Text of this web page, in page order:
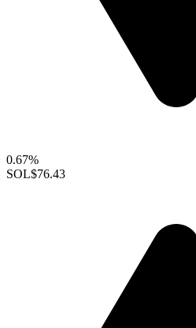
0.67%
SOL$76.43